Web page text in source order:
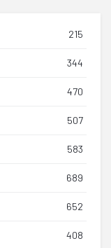
215
344
470
507
583
689
652
408